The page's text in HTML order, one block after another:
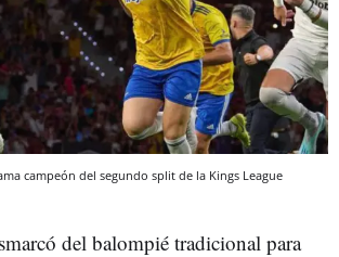
campeón del segundo split de la Kings League
del balompié tradicional para